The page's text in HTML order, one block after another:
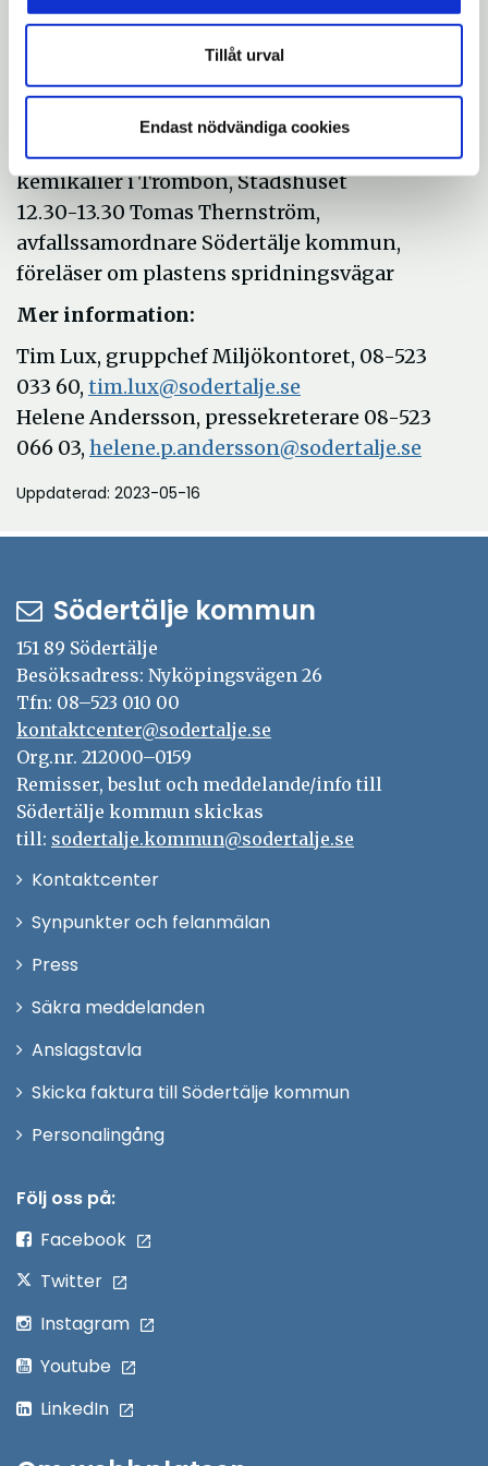
Tillåt urval
Endast nödvändiga cookies
Fredag den 16 september
11.00-12.00 Möt miljöexperter i Stadshusets
12.15-12.30 Filmvisning om plast och
kemikalier i Trombon, Stadshuset
12.30-13.30 Tomas Thernström,
avfallssamordnare Södertälje kommun,
föreläser om plastens spridningsvägar
Mer information:
Tim Lux, gruppchef Miljökontoret, 08-523
033 60, tim.lux@sodertalje.se
Helene Andersson, pressekreterare 08-523
066 03, helene.p.andersson@sodertalje.se
Uppdaterad: 2023-05-16
Södertälje kommun
151 89 Södertälje
Besöksadress: Nyköpingsvägen 26
Tfn: 08–523 010 00
kontaktcenter@sodertalje.se
Org.nr. 212000–0159
Remisser, beslut och meddelande/info till
Södertälje kommun skickas
till: sodertalje.kommun@sodertalje.se
KontaktcenterÖppna
Synpunkter och felanmälan
Press
fönster
Säkra meddelanden
Anslagstavla
Skicka faktura till Södertälje kommun
PersonalingångÖppna
Följ oss på:
Facebook
Twitter
Instagram
Youtube
LinkedIn